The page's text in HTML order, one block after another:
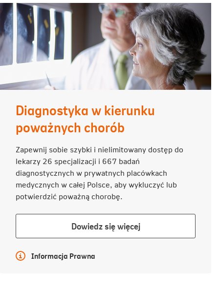
Diagnostyka w kierunku
poważnych chorób
Zapewnij sobie szybki i nielimitowany dostęp do
lekarzy 26 specjalizacji i 667 badań
diagnostycznych w prywatnych placówkach
medycznych w całej Polsce, aby wykluczyć lub
potwierdzić poważną chorobę.
Dowiedz się więcejDowiedz
się
Więcej informacji
Informacja Prawna